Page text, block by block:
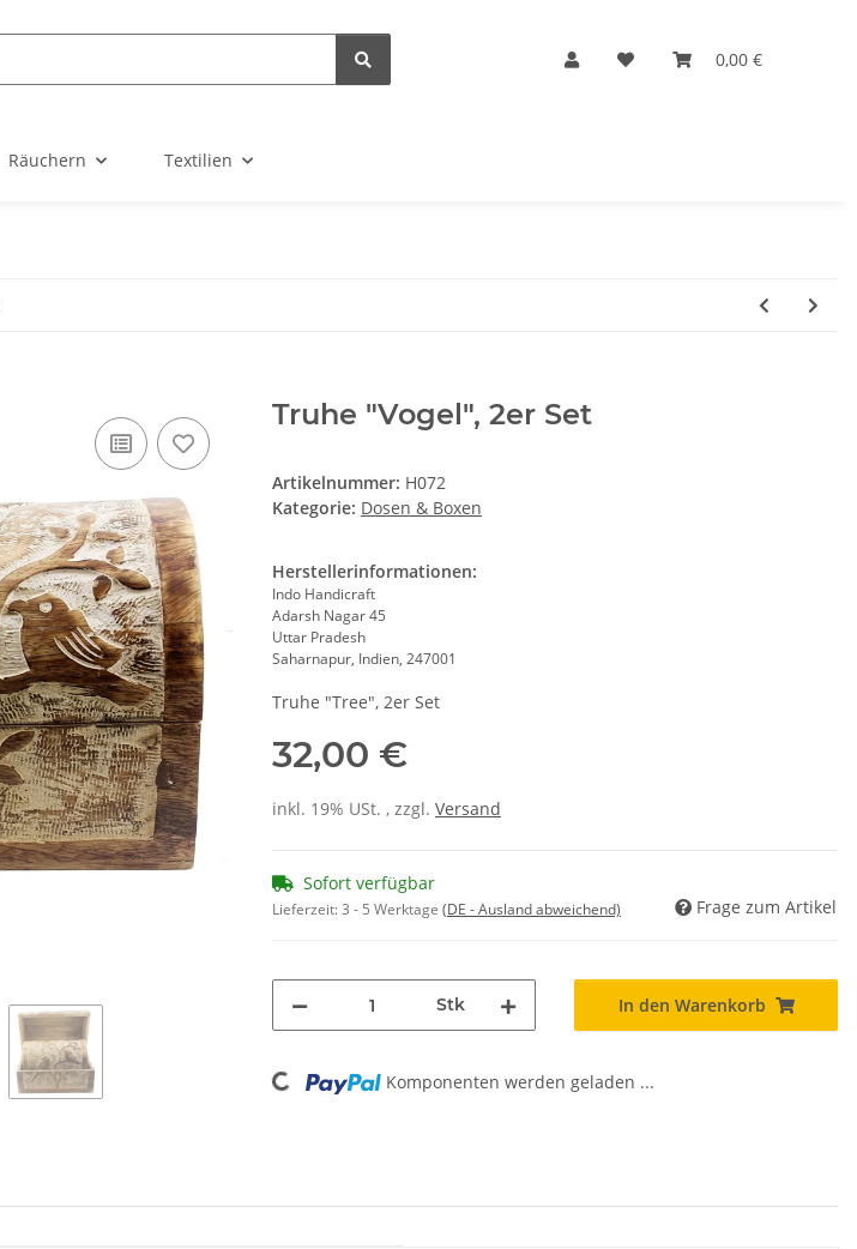
0,00 €
Räuchern Textilien
Truhe "Vogel", 2er Set
Artikelnummer: H072
Kategorie: Dosen & Boxen
Herstellerinformationen:
Indo Handicraft
Adarsh Nagar 45
Uttar Pradesh
Saharnapur, Indien, 247001
Truhe "Tree", 2er Set
32,00 €
inkl. 19% USt. , zzgl. Versand
Sofort verfügbar
Lieferzeit:3 - 5 Werktage (DE - Ausland abweichend) Frage zum Artikel
Stk In den Warenkorb
Loading... Komponenten werden geladen ...